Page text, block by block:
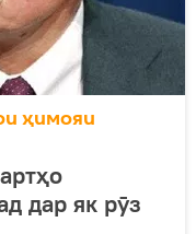
ҳимояи
дар як рӯз